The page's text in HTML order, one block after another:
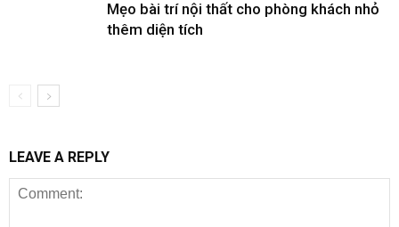
Mẹo bài trí nội thất cho phòng khách nhỏ
thêm diện tích
LEAVE A REPLY